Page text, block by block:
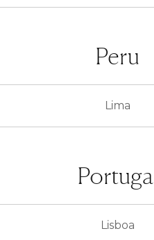
Peru
Lima
Lisboa